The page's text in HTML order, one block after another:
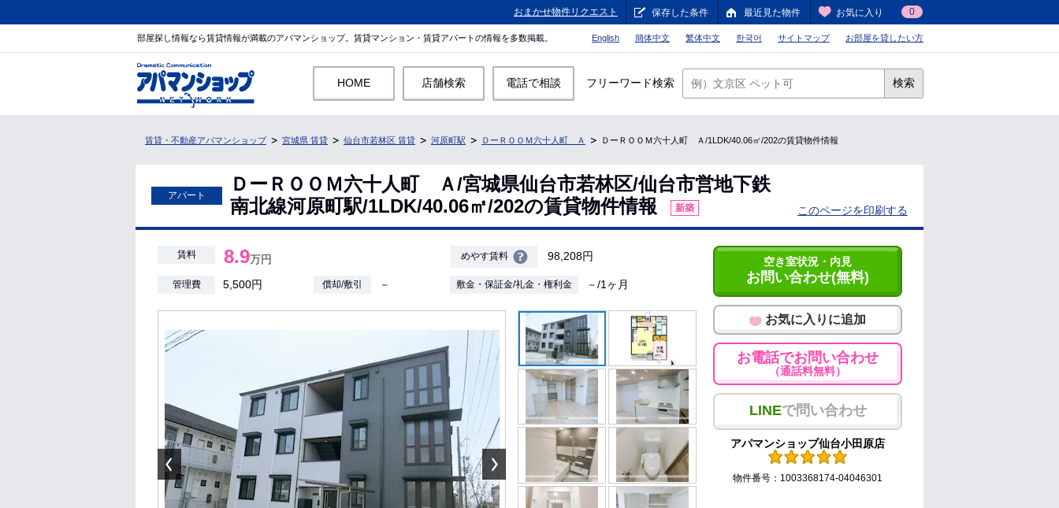
おまかせ物件リクエスト 保存した条件 最近見た物件 お気に入り 0
部屋探し情報なら賃貸情報が満載のアパマンショップ。賃貸マンション・賃貸アパートの情報を多数掲載。 English 簡体中文 繁体中文 한국어 サイトマップ お部屋を貸したい方
HOME 店舗検索 電話で相談 フリーワード検索 検索
賃貸・不動産アパマンショップ 宮城県 賃貸 仙台市若林区 賃貸 河原町駅 ＤーＲＯＯＭ六十人町 Ａ ＤーＲＯＯＭ六十人町 Ａ/1LDK/40.06㎡/202の賃貸物件情報
アパート
ＤーＲＯＯＭ六十人町 Ａ/宮城県仙台市若林区/仙台市営地下鉄
南北線河原町駅/1LDK/40.06㎡/202の賃貸物件情報
新築 このページを印刷する
賃料 8.9万円 めやす賃料 98,208円
管理費 5,500円 償却/敷引 － 敷金・保証金/礼金・権利金 －/1ヶ月
空き室状況・内見
お問い合わせ(無料)
お気に入りに追加
お電話でお問い合わせ
（通話料無料）
LINEで問い合わせ
アパマンショップ仙台小田原店
物件番号：1003368174-04046301